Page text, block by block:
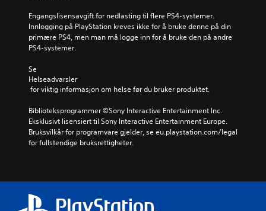
Engangslisensavgift for nedlasting til flere PS4-systemer.
Innlogging på PlayStation kreves ikke for å bruke denne på din
primære PS4, men man må logge inn for å bruke den på andre
PS4-systemer.
Se
Helseadvarsler
for viktig informasjon om helse før du bruker produktet.
Biblioteksprogrammer ©Sony Interactive Entertainment Inc.
Eksklusivt lisensiert til Sony Interactive Entertainment Europe.
Bruksvilkår for programvare gjelder, se eu.playstation.com/legal
for fullstendige bruksrettigheter.